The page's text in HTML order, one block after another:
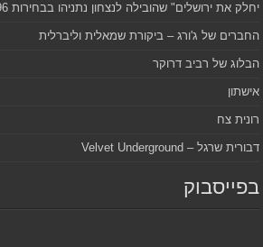
יחלק את ירושלים" שהובילה לנצחון נתניהו בבחירות 1996
החברים של ג'ורג – ביקורת שמאלית וליברלית
הבלוג של רביב דרוקר
אישתון
רונית צח
דבורית שרגל – Velvet Underground
בפייסבוק